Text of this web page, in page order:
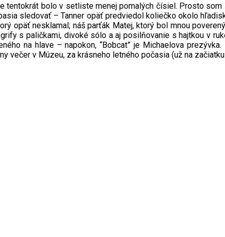
tentokrát bolo v setliste menej pomalých čísiel. Prosto
sledovať – Tanner opäť predviedol koliečko okolo
opäť nesklamal; náš parťák Matej, ktorý bol mnou
s paličkami, divoké sólo a aj posilňovanie s hajtkou v
na hlave – napokon, “Bobcat” je Michaelova
večer v Múzeu, za krásneho letného počasia (už na začiatku